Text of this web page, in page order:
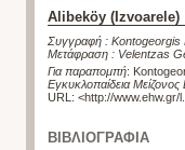
Alibeköy (Izvoarele)
Συγγραφή : Kontogeorgis
Μετάφραση : Velentzas
Για παραπομπή:
Εγκυκλοπαίδεια
URL: <http://www.ehw.gr/
ΒΙΒΛΙΟΓΡΑΦΙΑ